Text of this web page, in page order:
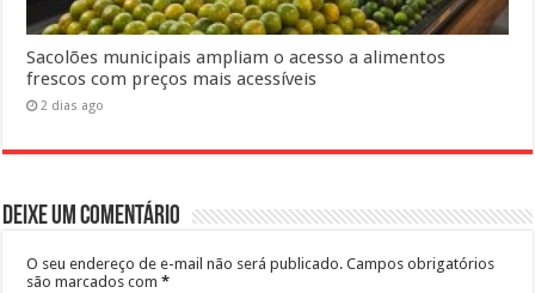
Sacolões municipais ampliam o acesso a alimentos
frescos com preços mais acessíveis
2 dias ago
Deixe um comentário
O seu endereço de e-mail não será publicado. Campos obrigatórios
são marcados com*